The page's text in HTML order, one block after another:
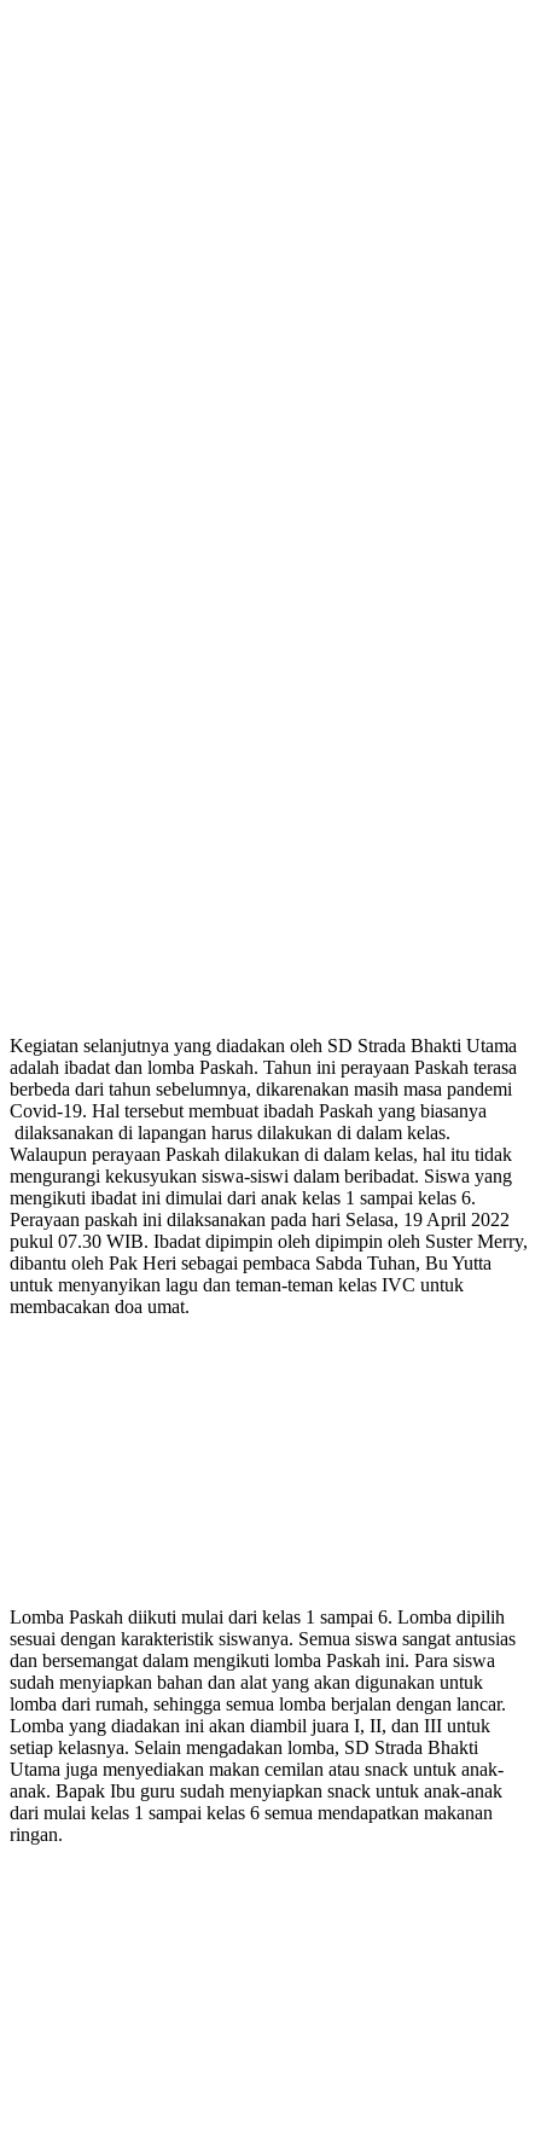
Kegiatan selanjutnya yang diadakan oleh SD Strada Bhakti Utama
adalah ibadat dan lomba Paskah. Tahun ini perayaan Paskah terasa
berbeda dari tahun sebelumnya, dikarenakan masih masa pandemi
Covid-19. Hal tersebut membuat ibadah Paskah yang biasanya
dilaksanakan di lapangan harus dilakukan di dalam kelas.
Walaupun perayaan Paskah dilakukan di dalam kelas, hal itu tidak
mengurangi kekusyukan siswa-siswi dalam beribadat. Siswa yang
mengikuti ibadat ini dimulai dari anak kelas 1 sampai kelas 6.
Perayaan paskah ini dilaksanakan pada hari Selasa, 19 April 2022
pukul 07.30 WIB. Ibadat dipimpin oleh dipimpin oleh Suster Merry,
dibantu oleh Pak Heri sebagai pembaca Sabda Tuhan, Bu Yutta
untuk menyanyikan lagu dan teman-teman kelas IVC untuk
membacakan doa umat.
Lomba Paskah diikuti mulai dari kelas 1 sampai 6. Lomba dipilih
sesuai dengan karakteristik siswanya. Semua siswa sangat antusias
dan bersemangat dalam mengikuti lomba Paskah ini. Para siswa
sudah menyiapkan bahan dan alat yang akan digunakan untuk
lomba dari rumah, sehingga semua lomba berjalan dengan lancar.
Lomba yang diadakan ini akan diambil juara I, II, dan III untuk
setiap kelasnya. Selain mengadakan lomba, SD Strada Bhakti
Utama juga menyediakan makan cemilan atau snack untuk anak-
anak. Bapak Ibu guru sudah menyiapkan snack untuk anak-anak
dari mulai kelas 1 sampai kelas 6 semua mendapatkan makanan
ringan.